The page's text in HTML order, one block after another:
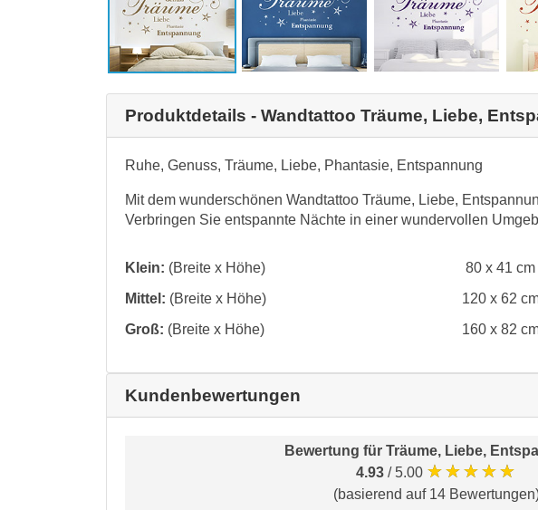
Produktdetails - Wandtattoo Träume, Liebe,
Ruhe, Genuss, Träume, Liebe, Phantasie, Entspannung
Mit dem wunderschönen Wandtattoo Träume, Liebe,
Verbringen Sie entspannte Nächte in einer wundervollen
Klein: (Breite x Höhe)
80 x 41 cm
Mittel: (Breite x Höhe)
120 x 62
Groß: (Breite x Höhe) 160 x 82
Kundenbewertungen
Bewertung für Träume, Liebe,
4.93 / 5.00 ★★★★★
(basierend auf 14